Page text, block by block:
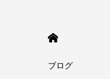
ブログ